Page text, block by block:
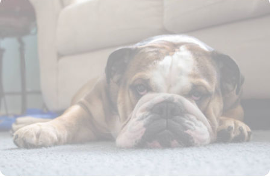
articulaires, affections oculaires ou encore otites à répétition, autant de
comparateur fait le point en 2026 sur les meilleures assurances santé
pour Caniche, pour vous aider à choisir, sereinement et en toute clarté,
la formule qui lui correspond vraiment.